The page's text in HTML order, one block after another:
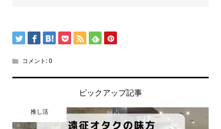
コメント:0
ピックアップ記事
推し活